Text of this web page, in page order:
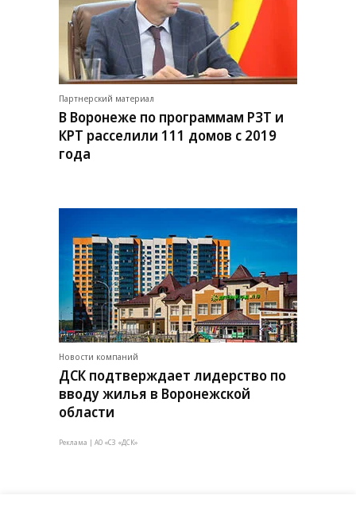
Партнерский материал
В Воронеже по программам РЗТ и
КРТ расселили 111 домов с 2019
года
Новости компаний
ДСК подтверждает лидерство по
вводу жилья в Воронежской
области
Реклама | АО «СЗ «ДСК»